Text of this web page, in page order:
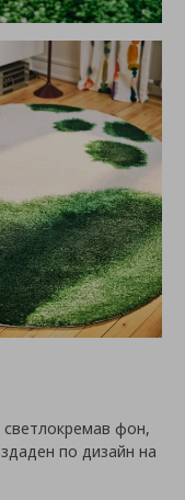
фон,
по дизайн на